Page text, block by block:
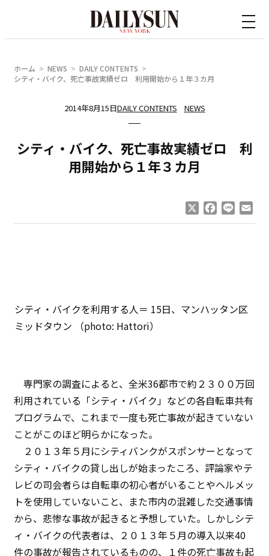
ホーム NEWS
DAILY CONTENTS
シティ・バイク、死亡事故実績ゼロ 利用開始から１年３カ月
2014年8月15日DAILY CONTENTS NEWS
シティ・バイク、死亡事故実績ゼロ 利
用開始から１年３カ月
Facebook
Line
シティ・バイクを利用する人＝ 15日、マンハッタン区
ミッドタウン （photo: Hattori）
専門家の調査によると、全米36都市で約２３００万回
利用されている「シティ・バイク」などの各自転車共有
プログラムで、これまで一度も死亡事故が起きていない
ことがこのほど明らかになった。
２０１３年５月にシティバンクがスポンサーとなって
シティ・バイクの貸し出しが始まったころ、評論家やテ
レビの司会者らは自転車の初心者がいることやヘルメッ
トを使用していないこと、また市内の混雑した交通事情
から、悲惨な事故が起きると予想していた。しかしシテ
ィ・バイクの代表者は、２０１３年５月の導入以来40
件の事故が報告されているものの、１件の死亡事故も起